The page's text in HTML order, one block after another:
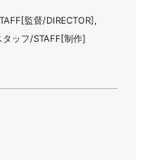
監督/DIRECTOR],
ッフ/STAFF[制作]